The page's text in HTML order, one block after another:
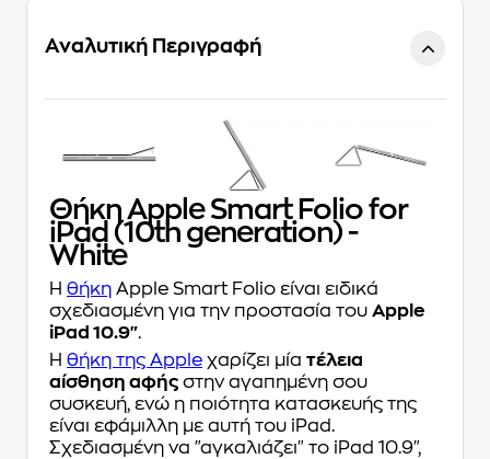
Αναλυτική Περιγραφή
Θήκη Apple Smart Folio for
iPad (10th generation) -
White
Η θήκη Apple Smart Folio είναι ειδικά
σχεδιασμένη για την προστασία του Apple
iPad 10.9".
Η θήκη της Apple χαρίζει μία τέλεια
αίσθηση αφής στην αγαπημένη σου
συσκευή, ενώ η ποιότητα κατασκευής της
είναι εφάμιλλη με αυτή του iPad.
Σχεδιασμένη να "αγκαλιάζει" το iPad 10.9",